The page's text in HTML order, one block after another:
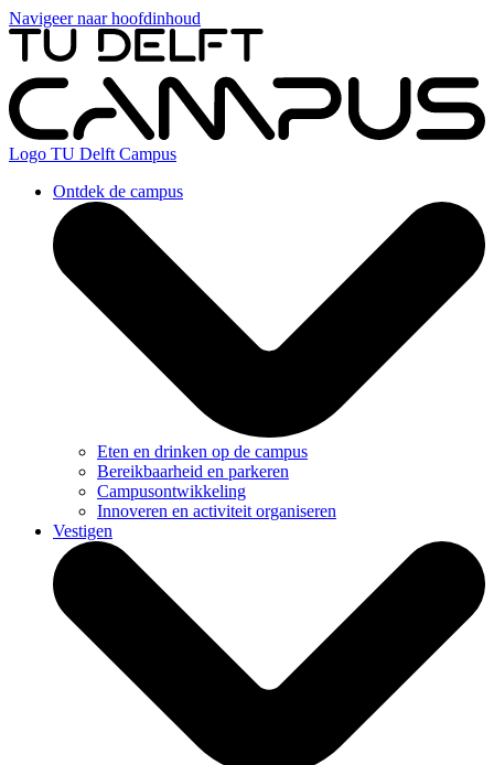
Navigeer naar hoofdinhoud
Logo TU Delft Campus
Ontdek de campus
Eten en drinken op de campus
Bereikbaarheid en parkeren
Campusontwikkeling
Innoveren en activiteit organiseren
Vestigen